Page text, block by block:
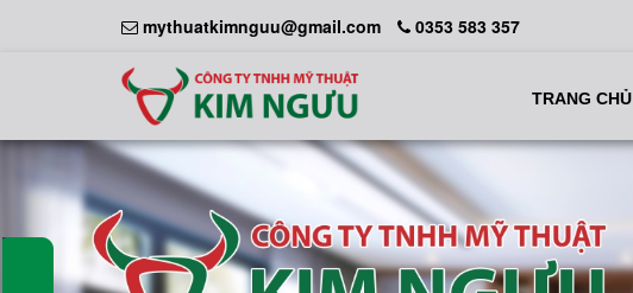
mythuatkimnguu@gmail.com 0353 583 357
TRANG CHỦ